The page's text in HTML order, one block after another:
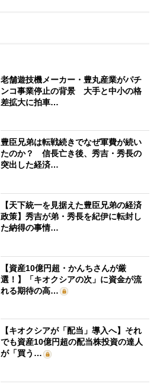
老舗遊技機メーカー・豊丸産業がパチ
ンコ事業停止の背景 大手と中小の格
差拡大に拍車…
豊臣兄弟は転戦続きでなぜ軍費が続い
たのか？ 信長亡き後、秀吉・秀長の
突出した経済…
【天下統一を見据えた豊臣兄弟の経済
政策】秀吉が弟・秀長を紀伊に転封し
た納得の事情…
【資産10億円超・かんちさんが厳
選！】「キオクシアの次」に資金が流
れる期待の高…
【キオクシアが「配当」導入へ】それ
でも資産10億円超の配当株投資の達人
が「買う…